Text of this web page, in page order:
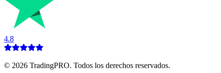
4.8
© 2026 TradingPRO. Todos los derechos reservados.